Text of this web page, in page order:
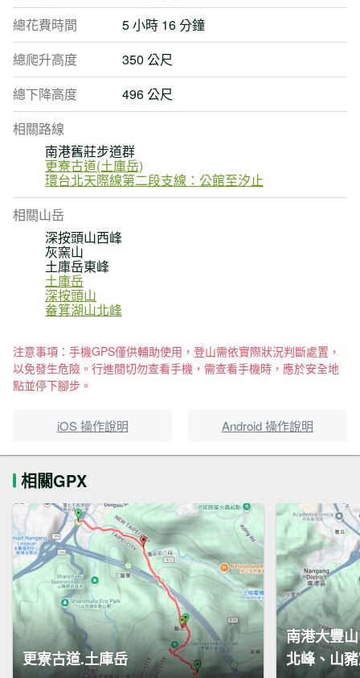
總花費時間
5 小時 16 分鐘
總爬升高度
350 公尺
總下降高度
496 公尺
相關路線
南港舊莊步道群
更寮古道(土庫岳)
環台北天際線第二段支線：公館至汐止
相關山岳
深按頭山西峰
灰窯山
土庫岳東峰
土庫岳
深按頭山
畚箕湖山北峰
注意事項：手機GPS僅供輔助使用，登山需依實際狀況判斷處置，
以免發生危險。行進間切勿查看手機，需查看手機時，應於安全地
點並停下腳步。
iOS 操作說明 Android 操作說明
相關GPX
更寮古道.土庫岳
南港大豐
北峰、山